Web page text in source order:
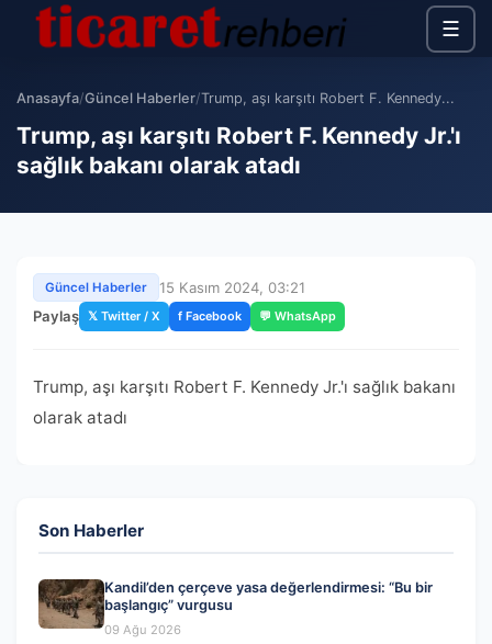
☰
Anasayfa/Güncel Haberler/Trump, aşı karşıtı Robert F. Kennedy...
Trump, aşı karşıtı Robert F. Kennedy Jr.'ı
sağlık bakanı olarak atadı
Güncel Haberler
15 Kasım 2024, 03:21
Paylaş 𝕏 Twitter / X f Facebook 💬 WhatsApp
Trump, aşı karşıtı Robert F. Kennedy Jr.'ı sağlık bakanı
olarak atadı
Son Haberler
Kandil’den çerçeve yasa değerlendirmesi: “Bu bir
başlangıç” vurgusu
09 Ağu 2026